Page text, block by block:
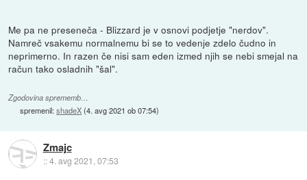
Me pa ne preseneča - Blizzard je v osnovi podjetje "nerdov".
Namreč vsakemu normalnemu bi se to vedenje zdelo čudno in
neprimerno. In razen če nisi sam eden izmed njih se nebi smejal na
račun tako osladnih "šal".
Zgodovina sprememb…
spremenil:shadeX(4. avg 2021 ob 07:54)
Zmajc
::4. avg 2021, 07:53